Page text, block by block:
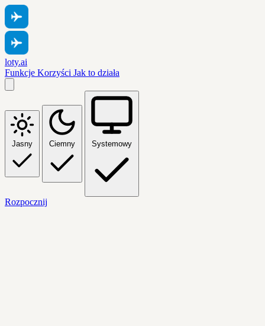
loty.ai
Funkcje Korzyści Jak to działa
Jasny Ciemny Systemowy
Rozpocznij